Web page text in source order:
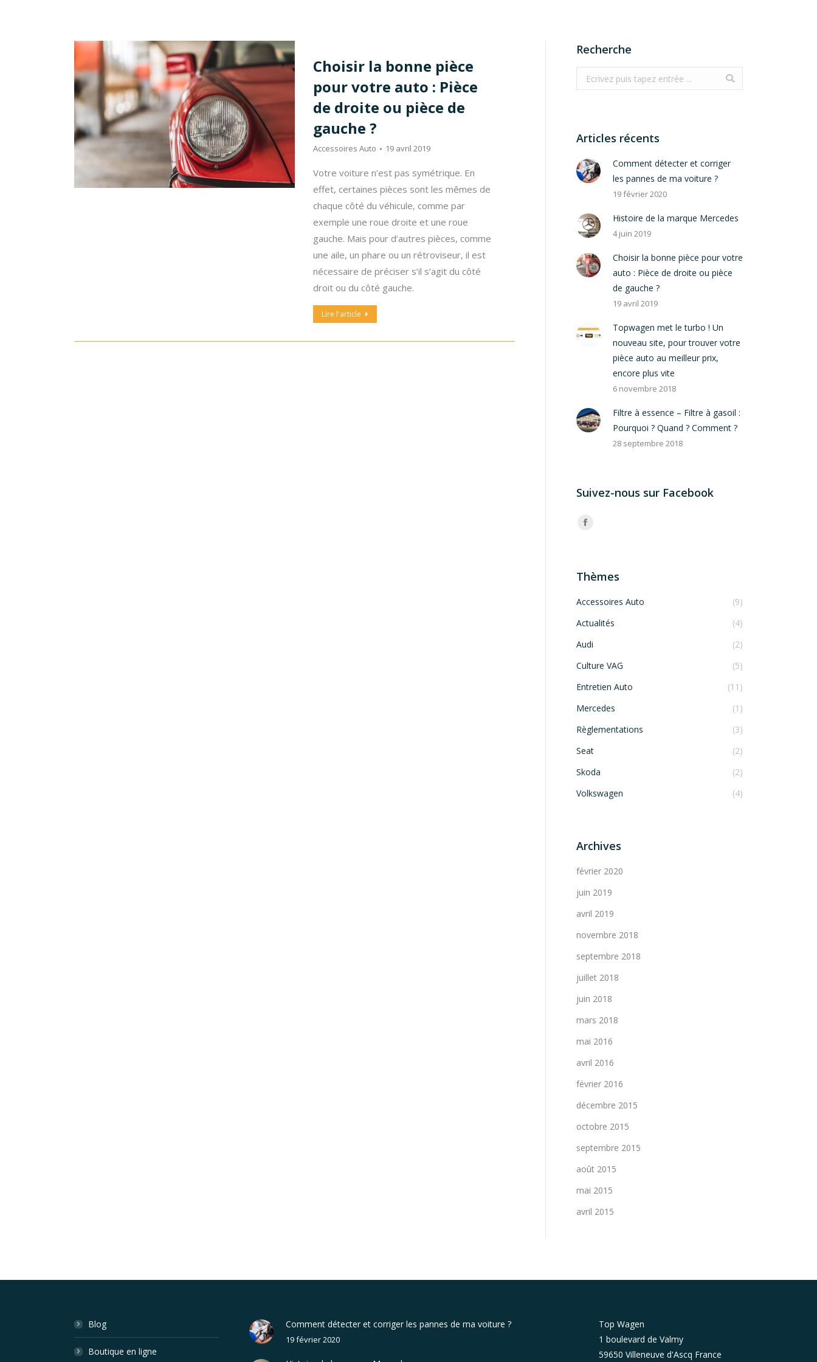
Choisir la bonne pièce
pour votre auto : Pièce
de droite ou pièce de
gauche ?
Accessoires Auto 19 avril 2019
Votre voiture n’est pas symétrique. En
effet, certaines pièces sont les mêmes de
chaque côté du véhicule, comme par
exemple une roue droite et une roue
gauche. Mais pour d’autres pièces, comme
une aile, un phare ou un rétroviseur, il est
nécessaire de préciser s’il s’agit du côté
droit ou du côté gauche.
Lire l'article
Recherche
Search:
Articles récents
Comment détecter et corriger
les pannes de ma voiture ?
19 février 2020
Histoire de la marque Mercedes
4 juin 2019
Choisir la bonne pièce pour votre
auto : Pièce de droite ou pièce
de gauche ?
19 avril 2019
Topwagen met le turbo ! Un
nouveau site, pour trouver votre
pièce auto au meilleur prix,
encore plus vite
6 novembre 2018
Filtre à essence – Filtre à gasoil :
Pourquoi ? Quand ? Comment ?
28 septembre 2018
Suivez-nous sur Facebook
Trouvez nous sur :
Facebook
Thèmes
Accessoires Auto
(9)
Actualités
(4)
Audi
(2)
Culture VAG
(5)
Entretien Auto
(11)
Mercedes
(1)
Règlementations
(3)
Seat
(2)
Skoda
(2)
Volkswagen
(4)
Archives
février 2020
juin 2019
avril 2019
novembre 2018
septembre 2018
juillet 2018
juin 2018
mars 2018
mai 2016
avril 2016
février 2016
décembre 2015
octobre 2015
septembre 2015
août 2015
mai 2015
avril 2015
Blog
Boutique en ligne
Comment détecter et corriger les pannes de ma voiture ?
19 février 2020
Top Wagen
1 boulevard de Valmy
59650 Villeneuve d'Ascq France